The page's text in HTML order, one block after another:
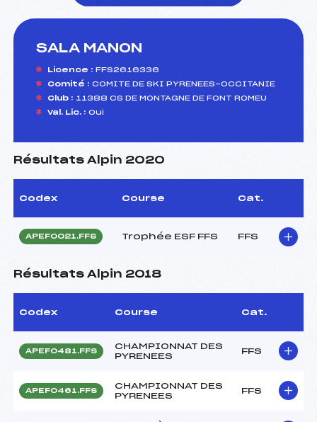
SALA MANON
Licence : FFS2616336
Comité : COMITE DE SKI PYRENEES-OCCITANIE
Club : 11388 CS DE MONTAGNE DE FONT ROMEU
Val. Lic. : Oui
Résultats Alpin 2020
Codex Course Cat.
APEF0021.FFS Trophée ESF FFS FFS
Résultats Alpin 2018
Codex Course Cat.
APEF0481.FFS
CHAMPIONNAT DES
PYRENEES
FFS
APEF0461.FFS
CHAMPIONNAT DES
PYRENEES
FFS